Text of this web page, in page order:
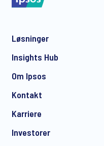
Løsninger
Insights Hub
Om Ipsos
Kontakt
Karriere
Investorer